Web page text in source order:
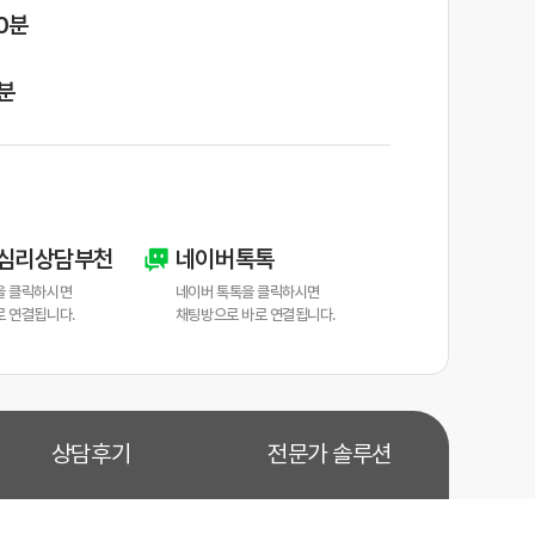
분
리상담부천
클릭하시면
연결됩니다.
네이버톡톡
네이버 톡톡을 클릭하시면
채팅방으로 바로 연결됩니다.
상담후기 전문가 솔루션